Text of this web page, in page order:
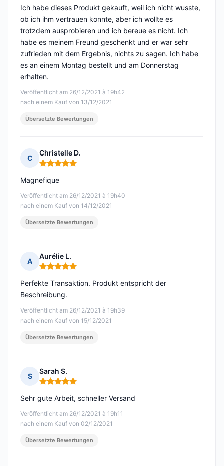
Veröffentlicht am 26/12/2021 à 19h42
nach einem Kauf von 13/12/2021
Ich habe dieses Produkt gekauft, weil ich nicht wusste,
ob ich ihm vertrauen konnte, aber ich wollte es
trotzdem ausprobieren und ich bereue es nicht. Ich
habe es meinem Freund geschenkt und er war sehr
zufrieden mit dem Ergebnis, nichts zu sagen. Ich habe
es an einem Montag bestellt und am Donnerstag
erhalten.
Übersetzte Bewertungen
C
Christelle D.
Hinweis: 5 von 5
Veröffentlicht am 26/12/2021 à 19h40
nach einem Kauf von 14/12/2021
Magnefique
Übersetzte Bewertungen
A
Aurélie L.
Hinweis: 5 von 5
Veröffentlicht am 26/12/2021 à 19h39
nach einem Kauf von 15/12/2021
Perfekte Transaktion. Produkt entspricht der
Beschreibung.
Übersetzte Bewertungen
S
Sarah S.
Hinweis: 5 von 5
Veröffentlicht am 26/12/2021 à 19h11
nach einem Kauf von 02/12/2021
Sehr gute Arbeit, schneller Versand
Übersetzte Bewertungen